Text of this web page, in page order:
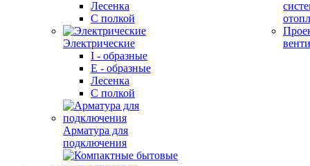
Лесенка
С полкой
Электрические
I - образные
E - образные
Лесенка
С полкой
Арматура для
подключения